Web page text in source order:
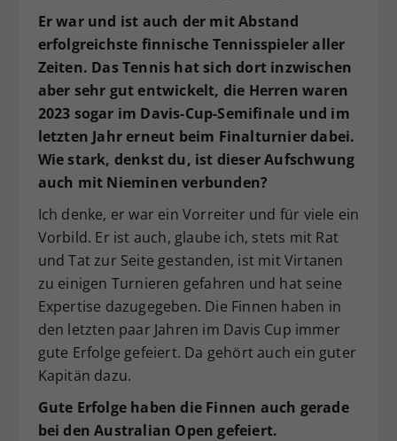
Er war und ist auch der mit Abstand
erfolgreichste finnische Tennisspieler aller
Zeiten. Das Tennis hat sich dort inzwischen
aber sehr gut entwickelt, die Herren waren
2023 sogar im Davis-Cup-Semifinale und im
letzten Jahr erneut beim Finalturnier dabei.
Wie stark, denkst du, ist dieser Aufschwung
auch mit Nieminen verbunden?
Ich denke, er war ein Vorreiter und für viele ein
Vorbild. Er ist auch, glaube ich, stets mit Rat
und Tat zur Seite gestanden, ist mit Virtanen
zu einigen Turnieren gefahren und hat seine
Expertise dazugegeben. Die Finnen haben in
den letzten paar Jahren im Davis Cup immer
gute Erfolge gefeiert. Da gehört auch ein guter
Kapitän dazu.
Gute Erfolge haben die Finnen auch gerade
bei den Australian Open gefeiert.